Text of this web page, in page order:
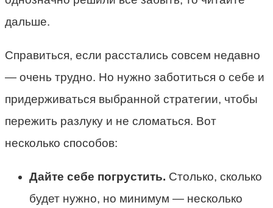
дальше.
Справиться, если расстались совсем недавно
— очень трудно. Но нужно заботиться о себе и
придерживаться выбранной стратегии, чтобы
пережить разлуку и не сломаться. Вот
несколько способов:
Дайте себе погрустить. Столько, сколько
будет нужно, но минимум — несколько